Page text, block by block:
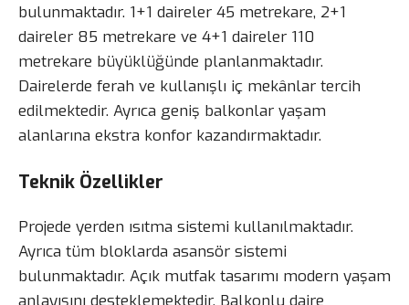
bulunmaktadır. 1+1 daireler 45 metrekare, 2+1
daireler 85 metrekare ve 4+1 daireler 110
metrekare büyüklüğünde planlanmaktadır.
Dairelerde ferah ve kullanışlı iç mekânlar tercih
edilmektedir. Ayrıca geniş balkonlar yaşam
alanlarına ekstra konfor kazandırmaktadır.
Teknik Özellikler
Projede yerden ısıtma sistemi kullanılmaktadır.
Ayrıca tüm bloklarda asansör sistemi
bulunmaktadır. Açık mutfak tasarımı modern yaşam
anlayışını desteklemektedir. Balkonlu daire